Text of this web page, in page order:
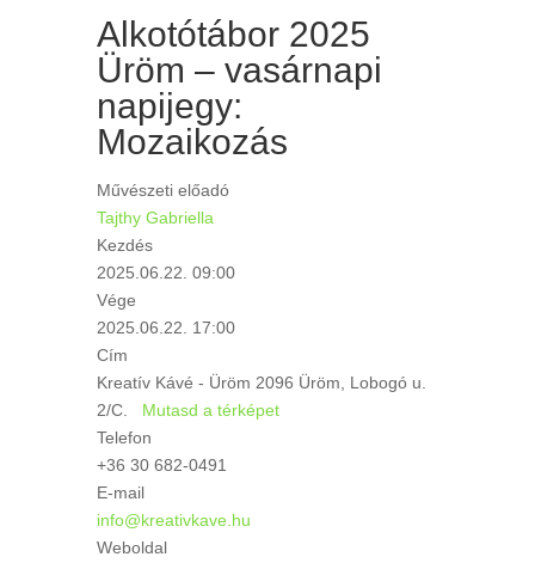
Alkotótábor 2025
Üröm – vasárnapi
napijegy:
Mozaikozás
Művészeti előadó
Tajthy Gabriella
Kezdés
2025.06.22. 09:00
Vége
2025.06.22. 17:00
Cím
Kreatív Kávé - Üröm 2096 Üröm, Lobogó u.
2/C. Mutasd a térképet
Telefon
+36 30 682-0491
E-mail
info@kreativkave.hu
Weboldal